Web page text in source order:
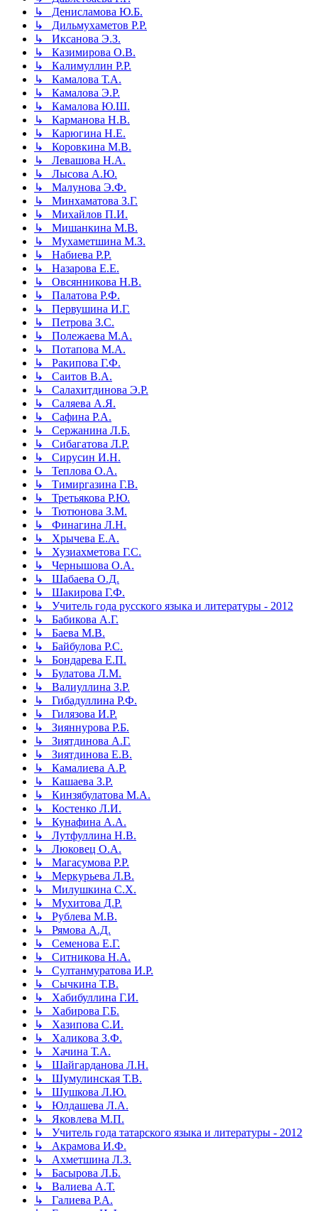
↳ Денисламова Ю.Б.
↳ Дильмухаметов Р.Р.
↳ Иксанова Э.З.
↳ Казимирова О.В.
↳ Калимуллин Р.Р.
↳ Камалова Т.А.
↳ Камалова Э.Р.
↳ Камалова Ю.Ш.
↳ Карманова Н.В.
↳ Карюгина Н.Е.
↳ Коровкина М.В.
↳ Левашова Н.А.
↳ Лысова А.Ю.
↳ Малунова Э.Ф.
↳ Минхаматова З.Г.
↳ Михайлов П.И.
↳ Мишанкина М.В.
↳ Мухаметшина М.З.
↳ Набиева Р.Р.
↳ Назарова Е.Е.
↳ Овсянникова Н.В.
↳ Палатова Р.Ф.
↳ Первушина И.Г.
↳ Петрова З.С.
↳ Полежаева М.А.
↳ Потапова М.А.
↳ Ракипова Г.Ф.
↳ Саитов В.А.
↳ Салахитдинова Э.Р.
↳ Саляева А.Я.
↳ Сафина Р.А.
↳ Сержанина Л.Б.
↳ Сибагатова Л.Р.
↳ Сирусин И.Н.
↳ Теплова О.А.
↳ Тимиргазина Г.В.
↳ Третьякова Р.Ю.
↳ Тютюнова З.М.
↳ Финагина Л.Н.
↳ Хрычева Е.А.
↳ Хузиахметова Г.С.
↳ Чернышова О.А.
↳ Шабаева О.Д.
↳ Шакирова Г.Ф.
↳ Учитель года русского языка и литературы - 2012
↳ Бабикова А.Г.
↳ Баева М.В.
↳ Байбулова Р.С.
↳ Бондарева Е.П.
↳ Булатова Л.М.
↳ Валиуллина З.Р.
↳ Гибадуллина Р.Ф.
↳ Гилязова И.Р.
↳ Зияннурова Р.Б.
↳ Зиятдинова А.Г.
↳ Зиятдинова Е.В.
↳ Камалиева А.Р.
↳ Кашаева З.Р.
↳ Кинзябулатова М.А.
↳ Костенко Л.И.
↳ Кунафина А.А.
↳ Лутфуллина Н.В.
↳ Люковец О.А.
↳ Магасумова Р.Р.
↳ Меркурьева Л.В.
↳ Милушкина С.Х.
↳ Мухитова Д.Р.
↳ Рублева М.В.
↳ Рямова А.Д.
↳ Семенова Е.Г.
↳ Ситникова Н.А.
↳ Султанмуратова И.Р.
↳ Сычкина Т.В.
↳ Хабибуллина Г.И.
↳ Хабирова Г.Б.
↳ Хазипова С.И.
↳ Халикова З.Ф.
↳ Хачина Т.А.
↳ Шайгарданова Л.Н.
↳ Шумулинская Т.В.
↳ Шушкова Л.Ю.
↳ Юлдашева Л.А.
↳ Яковлева М.П.
↳ Учитель года татарского языка и литературы - 2012
↳ Акрамова И.Ф.
↳ Ахметшина Л.З.
↳ Басырова Л.Б.
↳ Валиева А.Т.
↳ Галиева Р.А.